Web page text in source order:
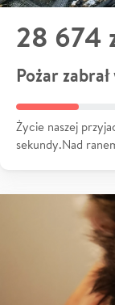
28 674
Pożar
Życie naszej
sekundy.Nad